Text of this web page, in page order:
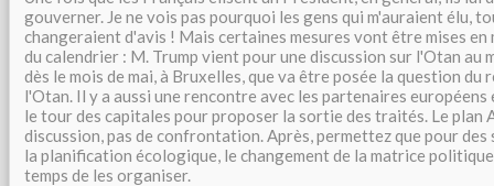
gouverner. Je ne vois pas pourquoi les gens qui m'auraient élu,
changeraient d'avis ! Mais certaines mesures vont être mises en
du calendrier : M. Trump vient pour une discussion sur l'Otan au
dès le mois de mai, à Bruxelles, que va être posée la question du
l'Otan. Il y a aussi une rencontre avec les partenaires
le tour des capitales pour proposer la sortie des traités. Le plan
discussion, pas de confrontation. Après, permettez que pour des
la planification écologique, le changement de la matrice
temps de les organiser.